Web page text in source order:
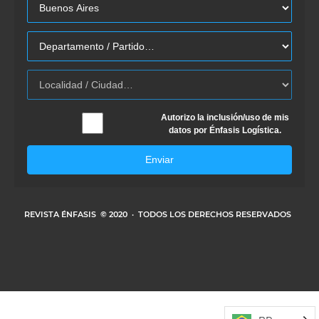
Autorizo la inclusión/uso de mis
datos por Énfasis Logística.
Enviar
REVISTA ÉNFASIS © 2020 · TODOS LOS DERECHOS RESERVADOS